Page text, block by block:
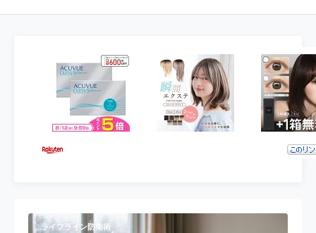
ライフライン防衛術